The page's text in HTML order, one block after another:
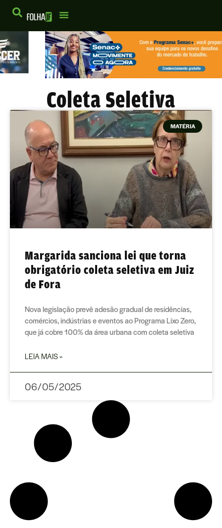
Coleta Seletiva
MATÉRIA
Margarida sanciona lei que torna
obrigatório coleta seletiva em Juiz
de Fora
Nova legislação prevê adesão gradual de residências,
comércios, indústrias e eventos ao Programa Lixo Zero,
que já cobre 100% da área urbana com coleta seletiva
LEIA MAIS »
06/05/2025